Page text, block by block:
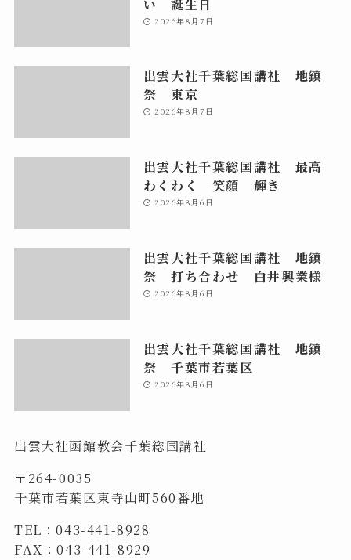
2026年8月7日
出雲大社千葉総国講社 地鎮
祭 東京
2026年8月7日
出雲大社千葉総国講社 最高
わくわく 笑顔 輝き
2026年8月6日
出雲大社千葉総国講社 地鎮
祭 打ち合わせ 白井興業様
2026年8月6日
出雲大社千葉総国講社 地鎮
祭 千葉市若葉区
2026年8月6日
出雲大社函館教会千葉総国講社
〒264-0035
千葉市若葉区東寺山町560番地
TEL：043-441-8928
FAX：043-441-8929